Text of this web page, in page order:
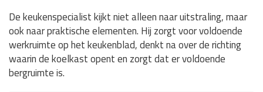
De keukenspecialist kijkt niet alleen naar uitstraling, maar
ook naar praktische elementen. Hij zorgt voor voldoende
werkruimte op het keukenblad, denkt na over de richting
waarin de koelkast opent en zorgt dat er voldoende
bergruimte is.